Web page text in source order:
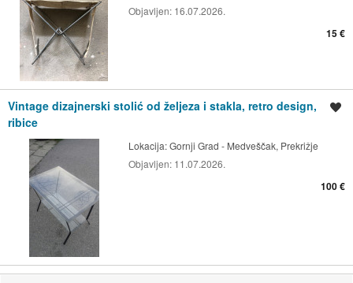
Objavljen: 16.07.2026.
15 €
Vintage dizajnerski stolić od željeza i stakla, retro design,
ribice
Lokacija:Gornji Grad - Medveščak, Prekrižje
Objavljen: 11.07.2026.
100 €